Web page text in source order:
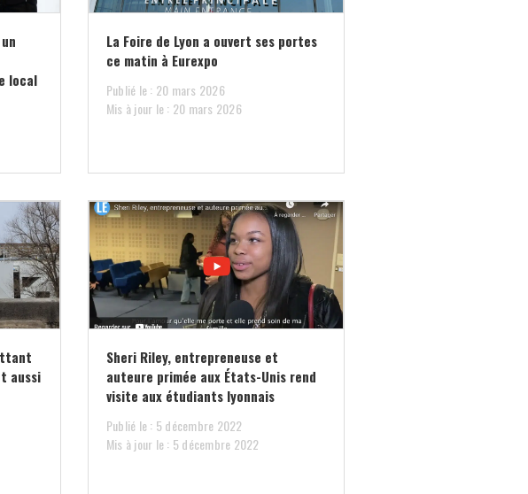
local
La Foire de Lyon a ouvert ses portes
ce matin à Eurexpo
Publié le : 20 mars 2026
Mis à jour le : 20 mars 2026
aussi
Sheri Riley, entrepreneuse et
auteure primée aux États-Unis rend
visite aux étudiants lyonnais
Publié le : 5 décembre 2022
Mis à jour le : 5 décembre 2022